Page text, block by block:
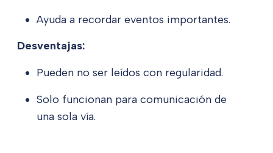
Ayuda a recordar eventos importantes.
Desventajas:
Pueden no ser leídos con regularidad.
Solo funcionan para comunicación de
una sola vía.